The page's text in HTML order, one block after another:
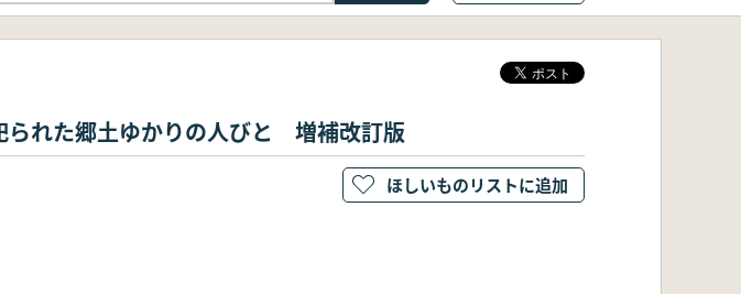
られた郷土ゆかりの人びと 増補改訂版
ほしいものリストに追加